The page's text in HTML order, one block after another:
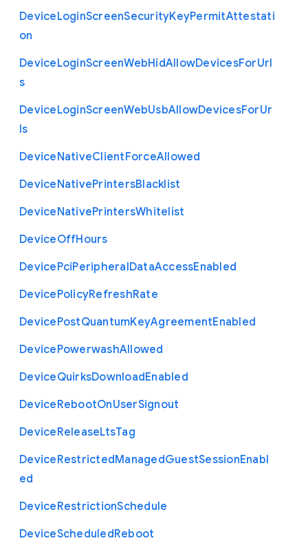
DeviceLoginScreenSecurityKeyPermitAttestati
on
DeviceLoginScreenWebHidAllowDevicesForUrl
s
DeviceLoginScreenWebUsbAllowDevicesForUr
ls
DeviceNativeClientForceAllowed
DeviceNativePrintersBlacklist
DeviceNativePrintersWhitelist
DeviceOffHours
DevicePciPeripheralDataAccessEnabled
DevicePolicyRefreshRate
DevicePostQuantumKeyAgreementEnabled
DevicePowerwashAllowed
DeviceQuirksDownloadEnabled
DeviceRebootOnUserSignout
DeviceReleaseLtsTag
DeviceRestrictedManagedGuestSessionEnabl
ed
DeviceRestrictionSchedule
DeviceScheduledReboot